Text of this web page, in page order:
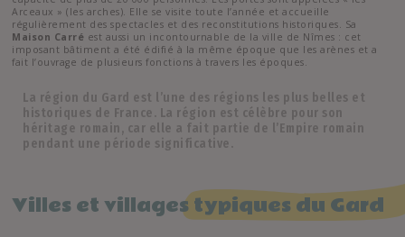
Arceaux » (les arches). Elle se visite toute l’année et accueille
régulièrement des spectacles et des reconstitutions historiques. Sa
Maison Carré est aussi un incontournable de la ville de Nîmes : cet
imposant bâtiment a été édifié à la même époque que les arènes et a
fait l’ouvrage de plusieurs fonctions à travers les époques.
La région du Gard est l’une des régions les plus belles et
historiques de France. La région est célèbre pour son
héritage romain, car elle a fait partie de l’Empire romain
pendant une période significative.
Villes et villagestypiques du Gard